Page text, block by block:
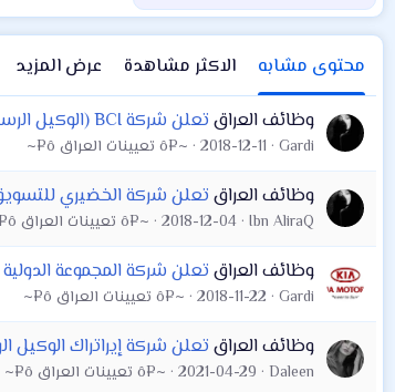
محتوى مشابه الاكثر مشاهدة
عرض المزيد
وظائف العراق تعلن شركة BCI (الوكيل الرسمي لشركة سامسونج في العراق) عن توفر فرصة عمل
Gardi
2018-12-11 ~¤ô تعيينات العراق ô¤~
وظائف العراق تعلن شركة الخضيري
Ibn AliraQ
2018-12-04 ~¤ô تعيينات العراق ô¤~
وظائف العراق تعلن شركة المجموعة الدولية
Gardi
2018-11-22 ~¤ô تعيينات العراق ô¤~
وظائف العراق تعلن شركة إيراتراك
Daleen
2021-04-29 ~¤ô تعيينات العراق ô¤~